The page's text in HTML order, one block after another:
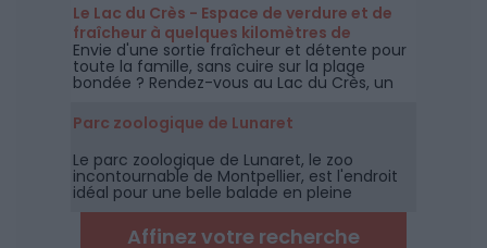
Le Lac du Crès - Espace de verdure et de
fraîcheur à quelques kilomètres de
Montpellier
Envie d'une sortie fraîcheur et détente pour
toute la famille, sans cuire sur la plage
bondée ? Rendez-vous au Lac du Crès, un
gratuitement à tous et toute l'année à
quelques kilomètres de Montpellier.
Parc zoologique de Lunaret
Le parc zoologique de Lunaret, le zoo
incontournable de Montpellier, est l'endroit
idéal pour une belle balade en pleine
garrigue à la découverte des animaux des
cinq continents.
Affinez votre recherche